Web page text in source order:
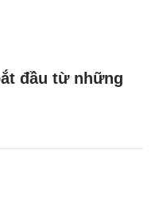
đầu từ những